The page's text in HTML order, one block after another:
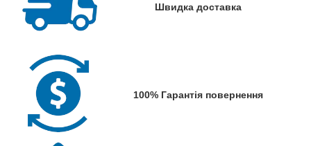
Швидка доставка
100% Гарантія повернення